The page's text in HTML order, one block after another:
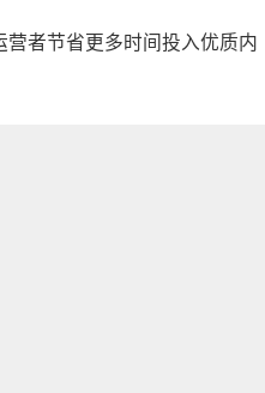
营者节省更多时间投入优质内